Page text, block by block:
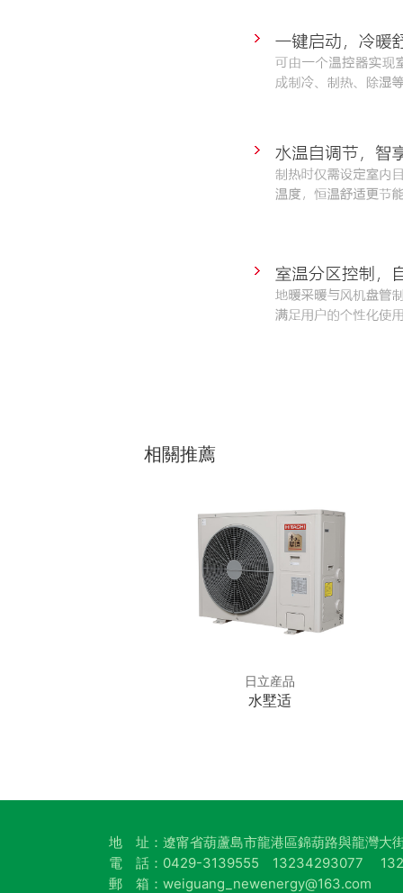
相關推薦
日立産品
水墅适
地 址：遼甯省葫蘆島市龍港區錦葫路與龍灣大
電 話：0429-3139555 13234293077
郵 箱：weiguang_newenergy@163.com